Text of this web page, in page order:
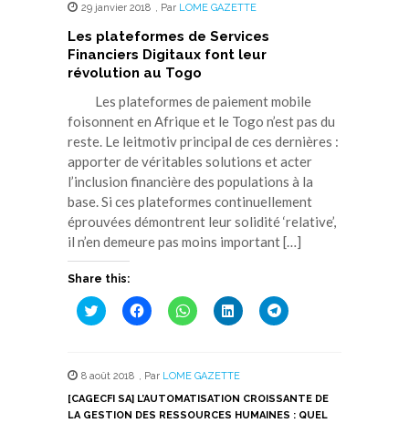
29 janvier 2018 , Par LOME GAZETTE
Les plateformes de Services
Financiers Digitaux font leur
révolution au Togo
Les plateformes de paiement mobile
foisonnent en Afrique et le Togo n’est pas du
reste. Le leitmotiv principal de ces dernières :
apporter de véritables solutions et acter
l’inclusion financière des populations à la
base. Si ces plateformes continuellement
éprouvées démontrent leur solidité ‘relative’,
il n’en demeure pas moins important […]
Share this:
Cliquez
pour
une
nouvelle
fenêtre)
Cliquez
pour
une
nouvelle
fenêtre)
Cliquez
pour
une
nouvelle
fenêtre)
Cliquez
pour
une
nouvelle
fenêtre)
Cliquez
pour
nouvelle
fenêtre)
8 août 2018 , Par LOME GAZETTE
[CAGECFI SA] L’AUTOMATISATION CROISSANTE DE
LA GESTION DES RESSOURCES HUMAINES : QUEL